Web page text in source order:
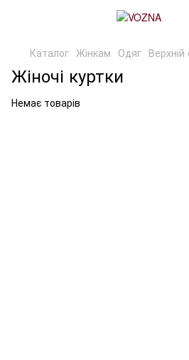
Каталог Жінкам Одяг Верхній
Жіночі куртки
Немає товарів